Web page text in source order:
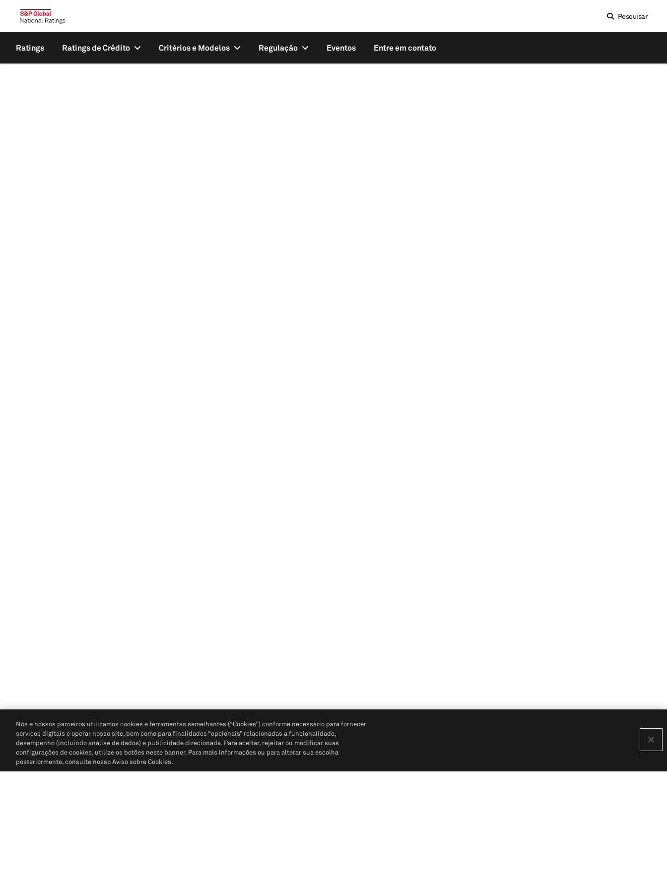
Pesquisar
Ratings Ratings de Crédito Critérios e Modelos Regulação Eventos Entre em contato
Nós e nossos parceiros utilizamos cookies e ferramentas semelhantes (“Cookies”) conforme necessário para fornecer
serviços digitais e operar nosso site, bem como para finalidades “opcionais” relacionadas a funcionalidade,
desempenho (incluindo análise de dados) e publicidade direcionada. Para aceitar, rejeitar ou modificar suas
configurações de cookies, utilize os botões neste banner. Para mais informações ou para alterar sua escolha
posteriormente, consulte nosso Aviso sobre Cookies.